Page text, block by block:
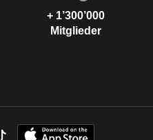
+ 1’300’000
Mitglieder